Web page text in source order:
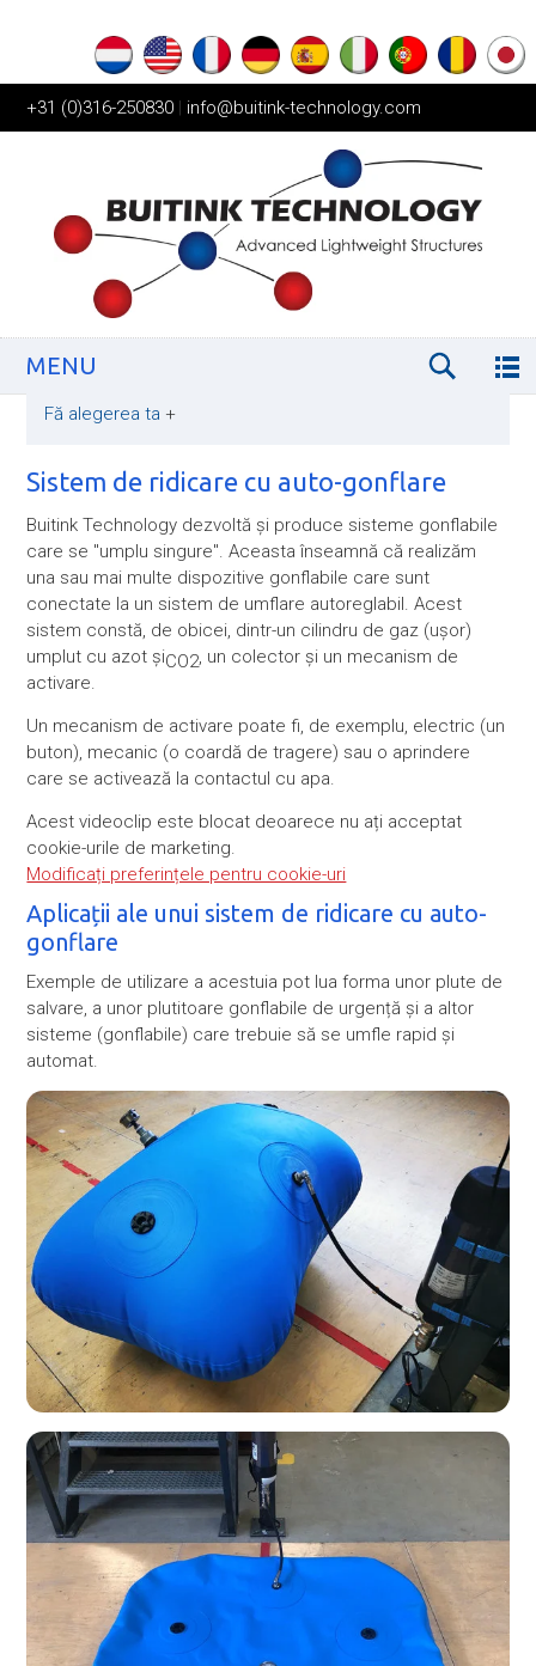
+31 (0)316-250830 | info@buitink-technology.com
MENU
Fă alegerea ta +
Sistem de ridicare cu auto-gonflare
Buitink Technology dezvoltă și produce sisteme gonflabile
care se "umplu singure". Aceasta înseamnă că realizăm
una sau mai multe dispozitive gonflabile care sunt
conectate la un sistem de umflare autoreglabil. Acest
sistem constă, de obicei, dintr-un cilindru de gaz (ușor)
umplut cu azot șiCO2, un colector și un mecanism de
activare.
Un mecanism de activare poate fi, de exemplu, electric (un
buton), mecanic (o coardă de tragere) sau o aprindere
care se activează la contactul cu apa.
Acest videoclip este blocat deoarece nu ați acceptat
cookie-urile de marketing.
Modificați preferințele pentru cookie-uri
Aplicații ale unui sistem de ridicare cu auto-
gonflare
Exemple de utilizare a acestuia pot lua forma unor plute de
salvare, a unor plutitoare gonflabile de urgență și a altor
sisteme (gonflabile) care trebuie să se umfle rapid și
automat.